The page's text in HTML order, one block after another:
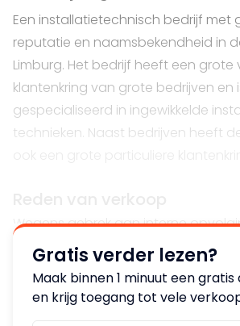
Een installatietechnisch bedrijf met
reputatie en naamsbekendheid in
Limburg. Het bedrijf heeft een grote
klantenkring van grote bedrijven en
gespecialiseerd in ingewikkelde
technieken. Naast bedrijven heeft
Wegens gebrek aan interne
directie besloten na ruim 35 jaren
dragen aan een gedegen opvolger.
Gratis verder lezen?
Maak binnen 1 minuut een
en krijg toegang tot vele